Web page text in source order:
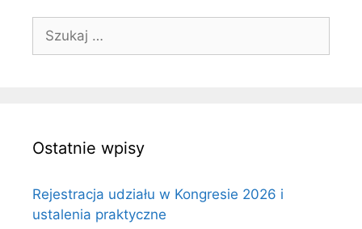
Ostatnie wpisy
Rejestracja udziału w Kongresie 2026 i
ustalenia praktyczne